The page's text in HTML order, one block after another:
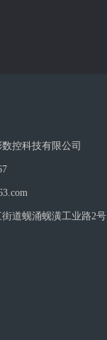
控科技有限公司
道蚬涌蚬潢工业路2号